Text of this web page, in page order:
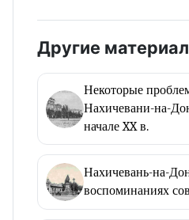
Другие
Некоторые
Нахичевани-на-
начале XX в.
Нахичевань-на-
воспоминаниях